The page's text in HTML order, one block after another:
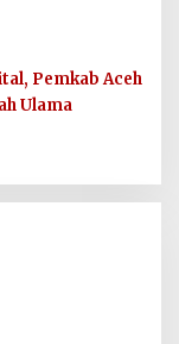
Pemkab Aceh
Ulama